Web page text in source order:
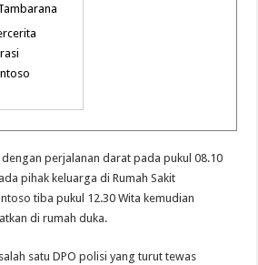
perjalanan darat pada pukul 08.10
pihak keluarga di Rumah Sakit
tiba pukul 12.30 Wita kemudian
di rumah duka.
satu DPO polisi yang turut tewas